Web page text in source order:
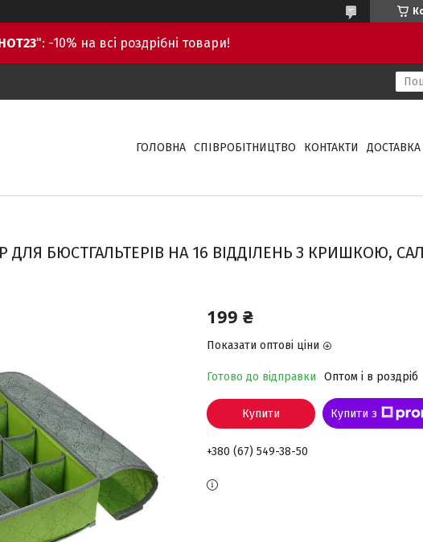
": -10% на всі роздрібні товари!
ГОЛОВНА СПІВРОБІТНИЦТВО КОНТАКТИ ДОСТАВКА
ДЛЯ БЮСТГАЛЬТЕРІВ НА 16 ВІДДІЛЕНЬ З КРИШКОЮ,
199 ₴
Показати оптові ціни
Готово до відправки Оптом і в роздріб
Купити Купити з
+380 (67) 549-38-50